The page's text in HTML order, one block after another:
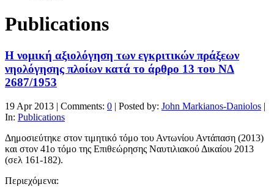
Publications
Η νομική αξιολόγηση των εγκριτικών πράξεων
νηολόγησης πλοίων κατά το άρθρο 13 του ΝΔ
2687/1953
19 Apr 2013 | Comments: 0 | Posted by: John Markianos-Daniolos |
In: Publications
Δημοσιεύτηκε στον τιμητικό τόμο του Αντωνίου Αντάπαση (2013)
και στον 41ο τόμο της Επιθεώρησης Ναυτιλιακού Δικαίου 2013
(σελ 161-182).
Περιεχόμενα: